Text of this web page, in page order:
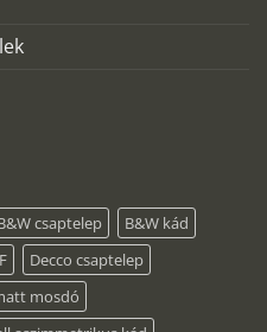
csaptelep
B&W kád
Decco csaptelep
mosdó